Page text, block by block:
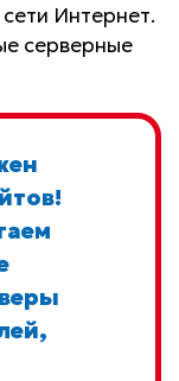
Интернет.
серверные